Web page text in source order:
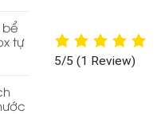
bể
tự
5/5 (1 Review)